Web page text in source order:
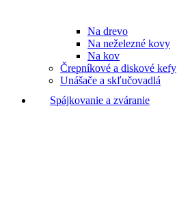
Na drevo
Na neželezné kovy
Na kov
Črepníkové a diskové kefy
Unášače a skľučovadlá
Spájkovanie a zváranie